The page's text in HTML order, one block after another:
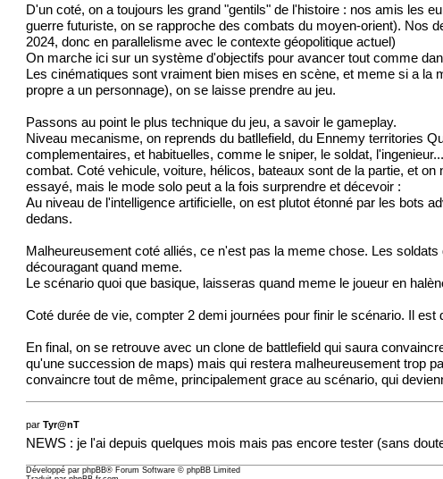
D'un coté, on a toujours les grand "gentils" de l'histoire : nos amis les
guerre futuriste, on se rapproche des combats du moyen-orient). Nos
2024, donc en parallelisme avec le contexte géopolitique actuel)
On marche ici sur un système d'objectifs pour avancer tout comme
Les cinématiques sont vraiment bien mises en scène, et meme si a la
propre a un personnage), on se laisse prendre au jeu.
Passons au point le plus technique du jeu, a savoir le gameplay.
Niveau mecanisme, on reprends du batllefield, du Ennemy territories
complementaires, et habituelles, comme le sniper, le soldat,
combat. Coté vehicule, voiture, hélicos, bateaux sont de la partie, et
essayé, mais le mode solo peut a la fois surprendre et décevoir :
Au niveau de l'intelligence artificielle, on est plutot étonné par les bots
dedans.
Malheureusement coté alliés, ce n'est pas la meme chose. Les
découragant quand meme.
Le scénario quoi que basique, laisseras quand meme le joueur en
Coté durée de vie, compter 2 demi journées pour finir le scénario. Il
En final, on se retrouve avec un clone de battlefield qui saura
qu'une succession de maps) mais qui restera malheureusement trop
convaincre tout de même, principalement grace au scénario, qui
parTyr@nT
NEWS : je l'ai depuis quelques mois mais pas encore tester (sans
Développé parphpBB® Forum Software © phpBB Limited